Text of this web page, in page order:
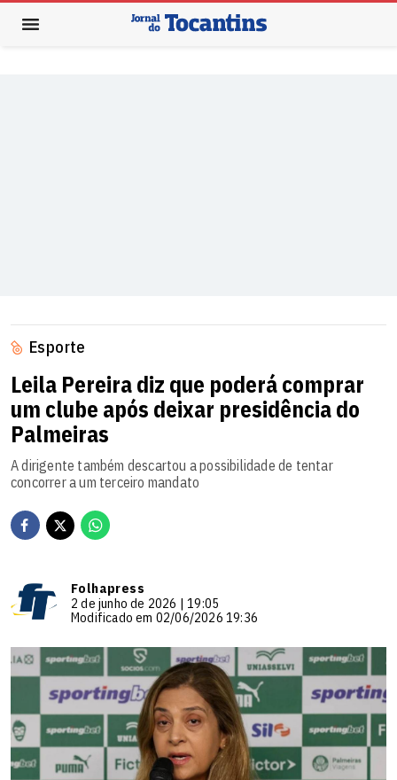
Esporte
Leila Pereira diz que poderá comprar
um clube após deixar presidência do
Palmeiras
A dirigente também descartou a possibilidade de tentar
concorrer a um terceiro mandato
Folhapress
2 de junho de 2026 | 19:05
Modificado em 02/06/2026 19:36